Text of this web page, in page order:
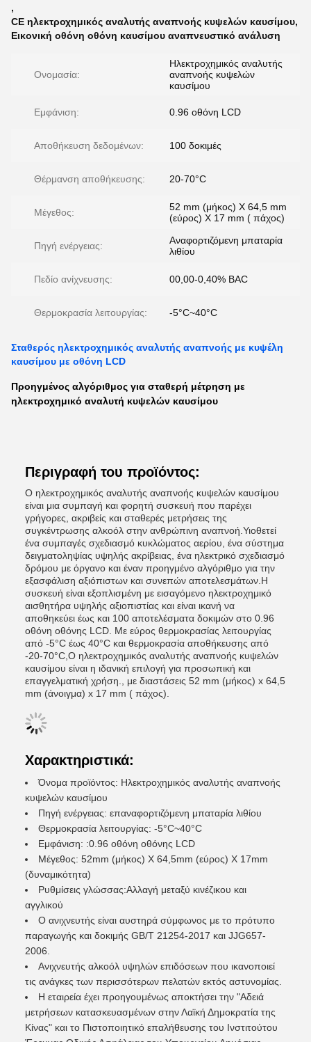
,
CE ηλεκτροχημικός αναλυτής αναπνοής κυψελών καυσίμου,
Εικονική οθόνη οθόνη καυσίμου αναπνευστικό ανάλυση
Ονομασία:
Ηλεκτροχημικός αναλυτής
αναπνοής κυψελών
καυσίμου
Εμφάνιση: 0.96 οθόνη LCD
Αποθήκευση δεδομένων: 100 δοκιμές
Θέρμανση αποθήκευσης: 20-70°C
Μέγεθος:
52 mm (μήκος) X 64,5 mm
(εύρος) X 17 mm ( πάχος)
Πηγή ενέργειας:
Αναφορτιζόμενη μπαταρία
λιθίου
Πεδίο ανίχνευσης: 00,00-0,40% BAC
Θερμοκρασία λειτουργίας: -5°C~40°C
Σταθερός ηλεκτροχημικός αναλυτής αναπνοής με κυψέλη
καυσίμου με οθόνη LCD
Προηγμένος αλγόριθμος για σταθερή μέτρηση με
ηλεκτροχημικό αναλυτή κυψελών καυσίμου
Περιγραφή του προϊόντος:
Ο ηλεκτροχημικός αναλυτής αναπνοής κυψελών καυσίμου
είναι μια συμπαγή και φορητή συσκευή που παρέχει
γρήγορες, ακριβείς και σταθερές μετρήσεις της
συγκέντρωσης αλκοόλ στην ανθρώπινη αναπνοή.Υιοθετεί
ένα συμπαγές σχεδιασμό κυκλώματος αερίου, ένα σύστημα
δειγματοληψίας υψηλής ακρίβειας, ένα ηλεκτρικό σχεδιασμό
δρόμου με όργανο και έναν προηγμένο αλγόριθμο για την
εξασφάλιση αξιόπιστων και συνεπών αποτελεσμάτων.Η
συσκευή είναι εξοπλισμένη με εισαγόμενο ηλεκτροχημικό
αισθητήρα υψηλής αξιοπιστίας και είναι ικανή να
αποθηκεύει έως και 100 αποτελέσματα δοκιμών στο 0.96
οθόνη οθόνης LCD. Με εύρος θερμοκρασίας λειτουργίας
από -5°C έως 40°C και θερμοκρασία αποθήκευσης από
-20-70°C,Ο ηλεκτροχημικός αναλυτής αναπνοής κυψελών
καυσίμου είναι η ιδανική επιλογή για προσωπική και
επαγγελματική χρήση., με διαστάσεις 52 mm (μήκος) x 64,5
mm (άνοιγμα) x 17 mm ( πάχος).
Χαρακτηριστικά:
Όνομα προϊόντος: Ηλεκτροχημικός αναλυτής αναπνοής
κυψελών καυσίμου
Πηγή ενέργειας: επαναφορτιζόμενη μπαταρία λιθίου
Θερμοκρασία λειτουργίας: -5°C~40°C
Εμφάνιση: :0.96 οθόνη οθόνης LCD
Μέγεθος: 52mm (μήκος) X 64,5mm (εύρος) X 17mm
(δυναμικότητα)
Ρυθμίσεις γλώσσας:Αλλαγή μεταξύ κινέζικου και
αγγλικού
Ο ανιχνευτής είναι αυστηρά σύμφωνος με το πρότυπο
παραγωγής και δοκιμής GB/T 21254-2017 και JJG657-
2006.
Ανιχνευτής αλκοόλ υψηλών επιδόσεων που ικανοποιεί
τις ανάγκες των περισσότερων πελατών εκτός αστυνομίας.
Η εταιρεία έχει προηγουμένως αποκτήσει την "Αδειά
μετρήσεων κατασκευασμένων στην Λαϊκή Δημοκρατία της
Κίνας" και το Πιστοποιητικό επαλήθευσης του Ινστιτούτου